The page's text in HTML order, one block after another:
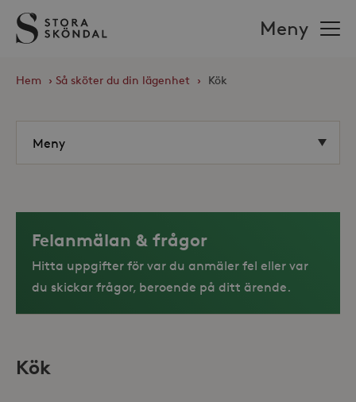
Stora
Sköndal
Meny
Hem › Så sköter du din lägenhet › Kök
Felanmälan & frågor
Hitta uppgifter för var du anmäler fel eller var
du skickar frågor, beroende på ditt ärende.
Kök